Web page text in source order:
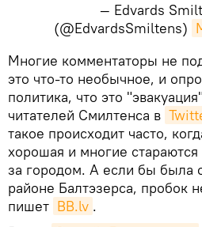
— Edvards
(@EdvardsSmiltens)
Многие комментаторы не
это что-то необычное, и
политика, что это
читателей Смилтенса в
такое происходит часто,
хорошая и многие
за городом. А если бы была
районе Балтэзерса, пробок
пишет BВ.lv .